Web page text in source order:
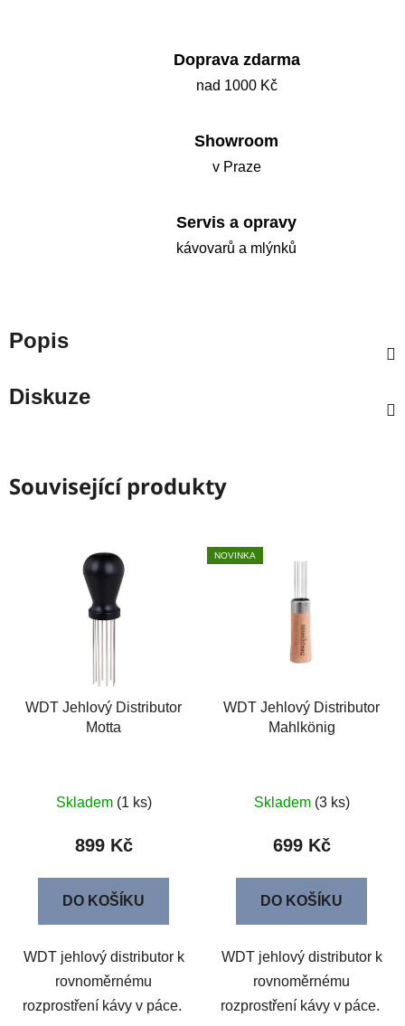
Doprava zdarma
nad 1000 Kč
Showroom
v Praze
Servis a opravy
kávovarů a mlýnků
Popis
Diskuze
Související produkty
WDT Jehlový Distributor
Motta
Skladem (1 ks)
899 Kč
DO KOŠÍKU
WDT jehlový distributor k
rovnoměrnému
rozprostření kávy v páce.
NOVINKA
WDT Jehlový Distributor
Mahlkönig
Skladem (3 ks)
699 Kč
DO KOŠÍKU
WDT jehlový distributor k
rovnoměrnému
rozprostření kávy v páce.